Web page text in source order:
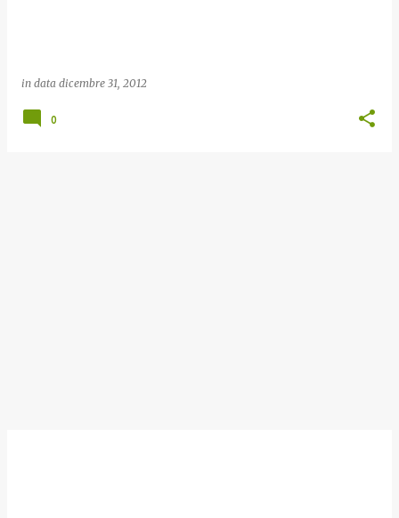
in data dicembre 31, 2012
0